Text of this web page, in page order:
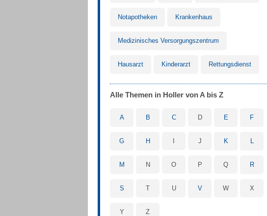
Notapotheken Krankenhaus
Medizinisches Versorgungszentrum
Hausarzt Kinderarzt Rettungsdienst
Alle Themen in Holler von A bis Z
A B C D E F
G H J K L
M N O P Q R
S T U V W X
Y Z